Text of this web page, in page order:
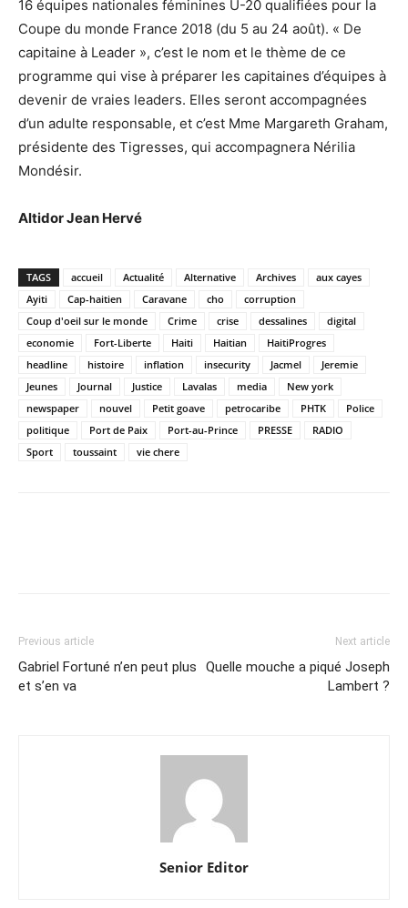
16 équipes nationales féminines U-20 qualifiées pour la
Coupe du monde France 2018 (du 5 au 24 août). « De
capitaine à Leader », c’est le nom et le thème de ce
programme qui vise à préparer les capitaines d’équipes à
devenir de vraies leaders. Elles seront accompagnées
d’un adulte responsable, et c’est Mme Margareth Graham,
présidente des Tigresses, qui accompagnera Nérilia
Mondésir.
Altidor Jean Hervé
TAGS accueil Actualité Alternative Archives
aux cayes
Ayiti
Cap-haitien Caravane cho
corruption
Coup d'oeil sur le monde
Crime crise dessalines
digital
economie
Fort-Liberte Haiti Haitian
HaitiProgres
headline
histoire inflation insecurity Jacmel
Jeremie
Jeunes
Journal Justice Lavalas media
New york
newspaper
nouvel Petit goave petrocaribe PHTK
Police
politique
Port de Paix Port-au-Prince PRESSE
RADIO
Sport
toussaint vie chere
Previous article
Gabriel Fortuné n’en peut plus
et s’en va
Next article
Quelle mouche a piqué Joseph
Lambert ?
Senior Editor